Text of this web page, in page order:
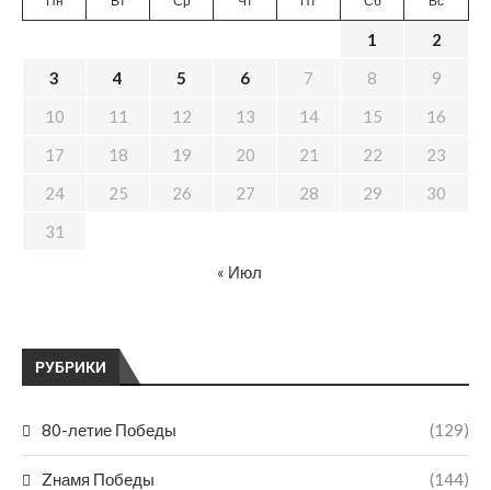
РУБРИКИ
80-летие Победы (129)
Zнамя Победы (144)
1
2
3
4 5 6 7 8
9
10
11 12 13 14 15
16
17
18 19 20 21 22
23
24
25 26 27 28 29
30
31
« Июл